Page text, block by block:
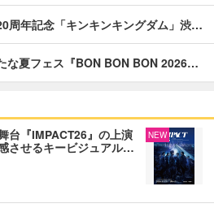
周年記念「キンキンキングダム」渋…
な夏フェス『BON BON BON 2026…
台『IMPACT26』の上演
させるキービジュアル…
NEW